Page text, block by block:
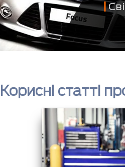
Корисні статті